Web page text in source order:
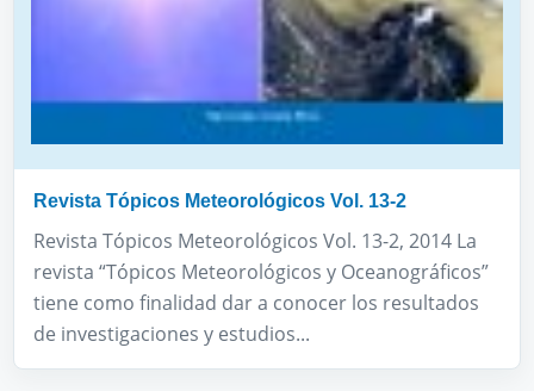
Revista Tópicos Meteorológicos Vol. 13-2
Revista Tópicos Meteorológicos Vol. 13-2, 2014 La
revista “Tópicos Meteorológicos y Oceanográficos”
tiene como finalidad dar a conocer los resultados
de investigaciones y estudios...